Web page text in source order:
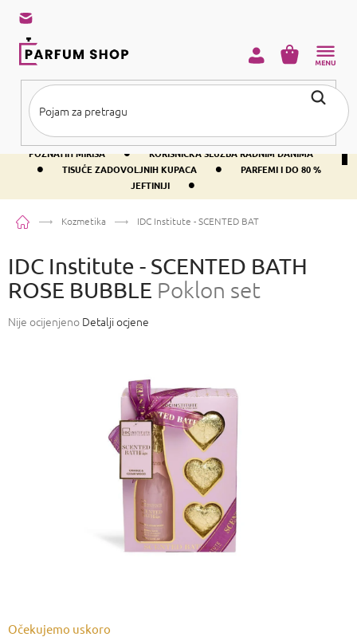
sadržaj
BESPLATNA DOSTAVA IZNAD PRIBLIŽNO 37 € •
400+ SVJETSKI
POZNATIH MIRISA
• KORISNIČKA SLUŽBA RADNIM DANIMA
• TISUĆE ZADOVOLJNIH KUPACA •
PARFEMI I DO 80 %
JEFTINIJI
•
KOŠARICA
PočetnaKozmetika IDC Institute - SCENTED BATH ROSE BUBBLE
IDC Institute - SCENTED BATH
ROSE BUBBLE Poklon set
Prosječna
Nije ocijenjeno Detalji ocjene
Očekujemo uskoro